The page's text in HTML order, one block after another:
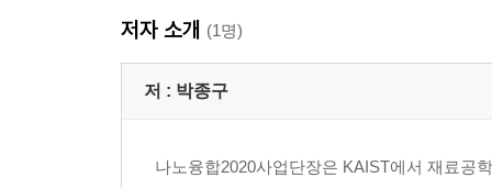
딥테크 스타트업 동향 | 딥테크는 이미 현실의 비
성공하는 환경
스파이 버 | 스파이어 글로벌 | 시루 나노테크놀
저자 소개 (1명)
저 : 박종구
나노융합2020사업단장은 KAIST에서 재료공